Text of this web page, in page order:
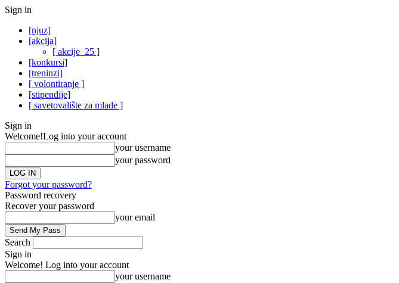
Sign in
[njuz]
[akcija]
[ akcije_25 ]
[konkursi]
[treninzi]
[ volontiranje ]
[stipendije]
[ savetovalište za mlade ]
Sign in
Welcome!Log into your account
your username
your password
Forgot your password?
Password recovery
Recover your password
your email
Search
Sign in
Welcome! Log into your account
your username